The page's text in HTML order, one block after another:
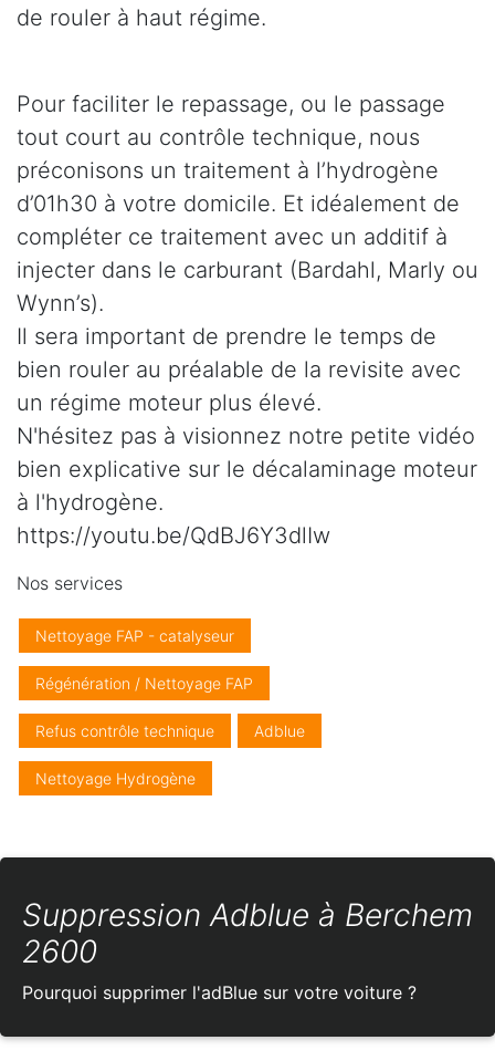
de rouler à haut régime.
Pour faciliter le repassage, ou le passage
tout court au contrôle technique, nous
préconisons un traitement à l’hydrogène
d’01h30 à votre domicile. Et idéalement de
compléter ce traitement avec un additif à
injecter dans le carburant (Bardahl, Marly ou
Wynn’s).
Il sera important de prendre le temps de
bien rouler au préalable de la revisite avec
un régime moteur plus élevé.
N'hésitez pas à visionnez notre petite vidéo
bien explicative sur le décalaminage moteur
à l'hydrogène.
https://youtu.be/QdBJ6Y3dlIw
Nos services
Nettoyage FAP - catalyseur
Régénération / Nettoyage FAP
Refus contrôle technique Adblue
Nettoyage Hydrogène
Suppression Adblue à Berchem
2600
Pourquoi supprimer l'adBlue sur votre voiture ?